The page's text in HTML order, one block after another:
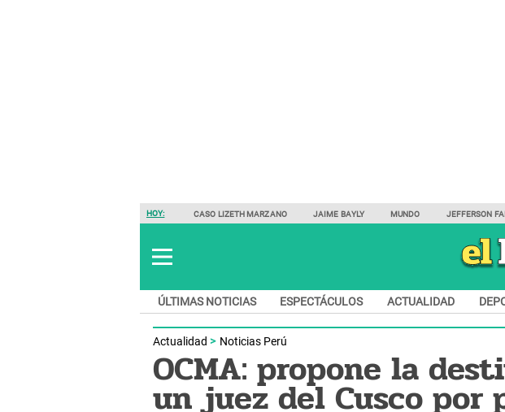
HOY: CASO LIZETH MARZANO JAIME BAYLY MUNDO JEFFERSON
ÚLTIMAS NOTICIAS ESPECTÁCULOS ACTUALIDAD
Actualidad Noticias Perú
OCMA: propone la
un juez del Cusco por